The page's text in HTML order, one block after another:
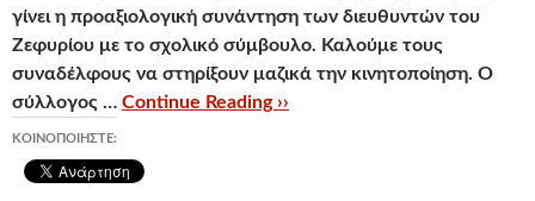
γίνει η προαξιολογική συνάντηση των διευθυντών του
Ζεφυρίου με το σχολικό σύμβουλο. Καλούμε τους
συναδέλφους να στηρίξουν μαζικά την κινητοποίηση. Ο
σύλλογος … Continue Reading ››
ΚΟΙΝΟΠΟΙΉΣΤΕ: